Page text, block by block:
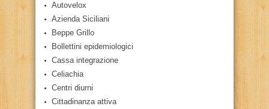
Autovelox
Azienda Siciliani
Beppe Grillo
Bollettini epidemiologici
Cassa integrazione
Celiachia
Centri diurni
Cittadinanza attiva